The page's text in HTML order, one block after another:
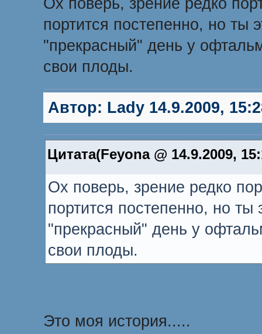
Ох поверь, зрение редко
портится постепенно, но ты
"прекрасный" день у
свои плоды.
Автор: Lady14.9.2009,
Цитата(Feyona @ 14.9.2009,
Ох поверь, зрение редко
портится постепенно, но
"прекрасный" день у
свои плоды.
Это моя история.....